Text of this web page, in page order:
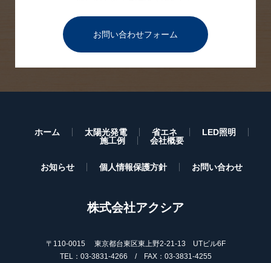
お問い合わせフォーム
ホーム 太陽光発電 省エネ
LED照明
施工例
会社概要
お知らせ 個人情報保護方針 お問い合わせ
株式会社アクシア
〒110-0015 東京都台東区東上野2-21-13 UTビル6F
TEL：03-3831-4266 / FAX：03-3831-4255